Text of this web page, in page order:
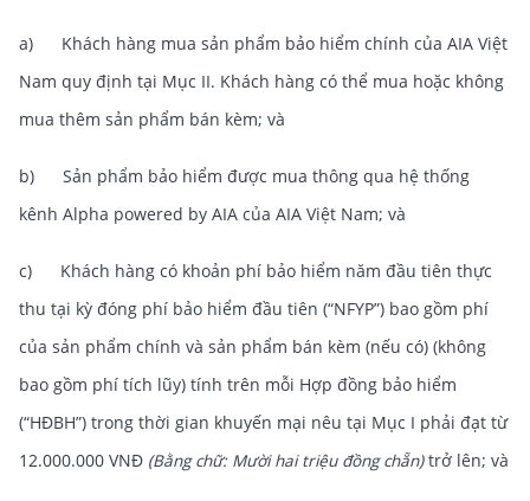
a) Khách hàng mua sản phẩm bảo hiểm chính của AIA Việt
Nam quy định tại Mục II. Khách hàng có thể mua hoặc không
mua thêm sản phẩm bán kèm; và
b) Sản phẩm bảo hiểm được mua thông qua hệ thống
kênh Alpha powered by AIA của AIA Việt Nam; và
c) Khách hàng có khoản phí bảo hiểm năm đầu tiên thực
thu tại kỳ đóng phí bảo hiểm đầu tiên (“NFYP”) bao gồm phí
của sản phẩm chính và sản phẩm bán kèm (nếu có) (không
bao gồm phí tích lũy) tính trên mỗi Hợp đồng bảo hiểm
(“HĐBH”) trong thời gian khuyến mại nêu tại Mục I phải đạt từ
12.000.000 VNĐ (Bằng chữ: Mười hai triệu đồng chẵn)trở lên; và